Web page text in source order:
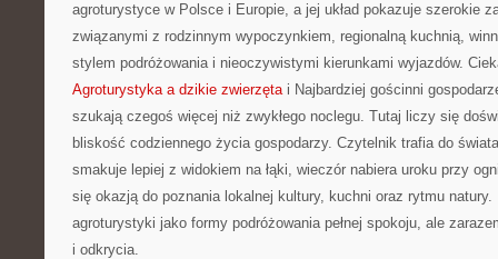
agroturystyce w Polsce i Europie, a jej układ pokazuje szerokie
związanymi z rodzinnym wypoczynkiem, regionalną kuchnią,
stylem podróżowania i nieoczywistymi kierunkami wyjazdów.
Agroturystyka a dzikie zwierzętai Najbardziej gościnni
szukają czegoś więcej niż zwykłego noclegu. Tutaj liczy się
bliskość codziennego życia gospodarzy. Czytelnik trafia do
smakuje lepiej z widokiem na łąki, wieczór nabiera uroku przy
się okazją do poznania lokalnej kultury, kuchni oraz rytmu natury.
agroturystyki jako formy podróżowania pełnej spokoju, ale
i odkrycia.